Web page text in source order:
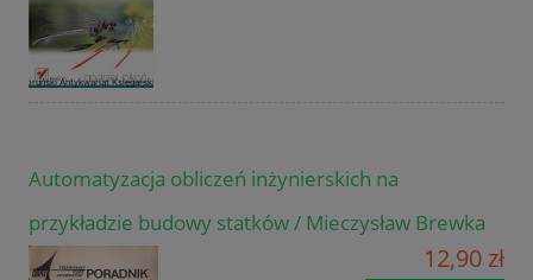
Automatyzacja obliczeń inżynierskich na
przykładzie budowy statków / Mieczysław Brewka
12,90 zł